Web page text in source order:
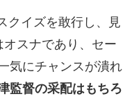
クイズを敢行し、見
オスナであり、セー
気にチャンスが潰れ
監督の采配はもちろ